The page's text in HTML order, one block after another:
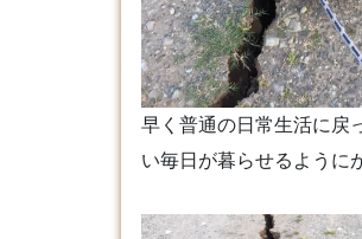
早く普通の日常生活に戻
い毎日が暮らせるように